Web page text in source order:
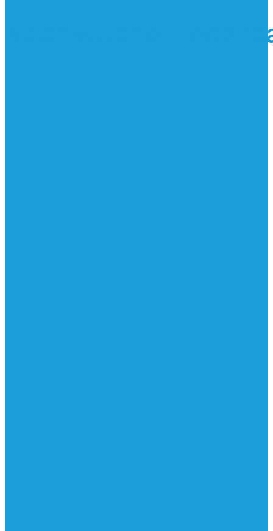
Nachwuchs-